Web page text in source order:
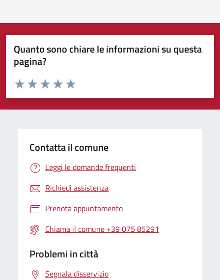
Quanto sono chiare le informazioni su questa
pagina?
Valuta da 1 a 5 stelle la pagina
Valuta 5 stelle su 5
Valuta 4 stelle su 5
Valuta 3 stelle su 5
Valuta 2 stelle su 5
Valuta 1 stelle su 5
Contatta il comune
Leggi le domande frequenti
Richiedi assistenza
Prenota appuntamento
Chiama il comune +39 075 85291
Problemi in città
Segnala disservizio